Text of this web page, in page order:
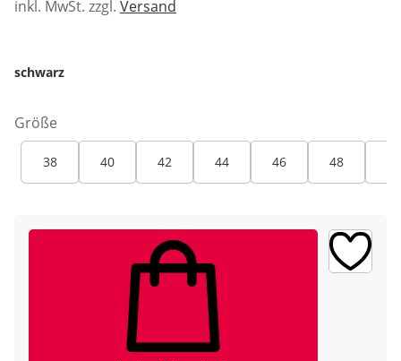
inkl. MwSt. zzgl. Versand
schwarz
Größe
38 40 42 44 46 48